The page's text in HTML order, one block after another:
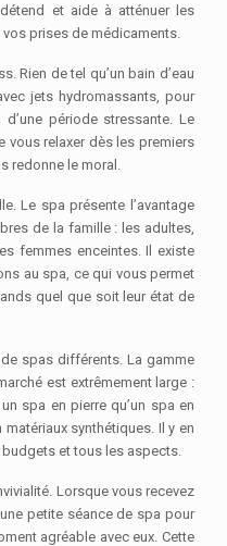
détend et aide à atténuer les
prises de médicaments.
Rien de tel qu’un bain d’eau
jets hydromassants, pour
période stressante. Le
vous relaxer dès les premiers
redonne le moral.
Le spa présente l’avantage
de la famille : les adultes,
femmes enceintes. Il existe
au spa, ce qui vous permet
quel que soit leur état de
spas différents. La gamme
est extrêmement large :
spa en pierre qu’un spa en
synthétiques. Il y en
et tous les aspects.
Lorsque vous recevez
petite séance de spa pour
agréable avec eux. Cette